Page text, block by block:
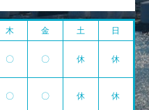
木 金 土 日
〇 〇 休 休
〇 〇 休 休